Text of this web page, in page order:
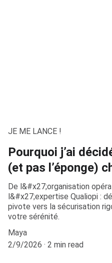
JE ME LANCE !
Pourquoi j’ai
(et pas l’éponge)
De l&#x27;organisation
l&#x27;expertise Qualiopi :
pivote vers la sécurisation
votre sérénité.
Maya
2/9/2026
2 min read